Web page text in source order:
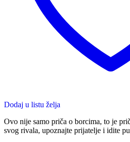
Dodaj u listu želja
Ovo nije samo priča o borcima, to je
svog rivala, upoznajte prijatelje i idite